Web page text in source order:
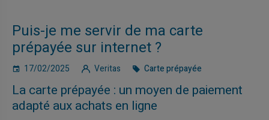
Puis-je me servir de ma carte
prépayée sur internet ?
17/02/2025 Veritas Carte prépayée
La carte prépayée : un moyen de paiement
adapté aux achats en ligne